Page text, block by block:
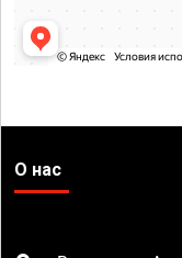
О нас